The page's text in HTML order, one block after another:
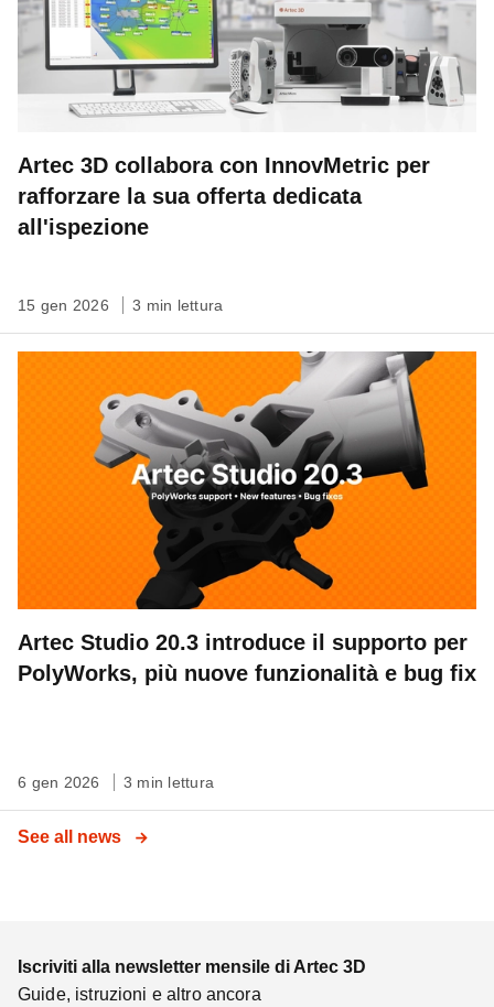
Artec 3D collabora con InnovMetric per
rafforzare la sua offerta dedicata
all'ispezione
15 gen 2026 3 min lettura
Artec Studio 20.3 introduce il supporto per
PolyWorks, più nuove funzionalità e bug fix
6 gen 2026 3 min lettura
See all news
Iscriviti alla newsletter mensile di Artec 3D
Guide, istruzioni e altro ancora